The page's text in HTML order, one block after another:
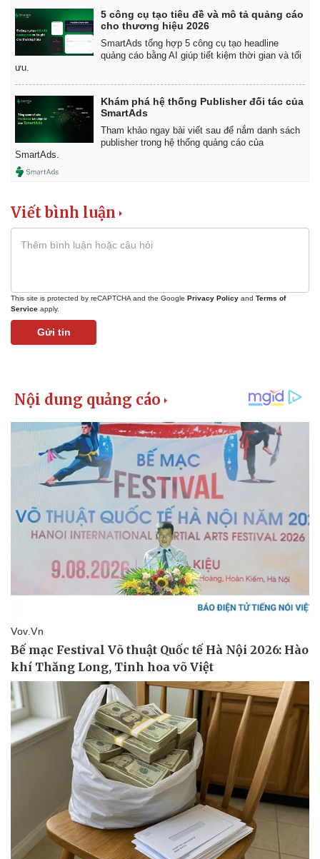
Vụ án
Tin nóng
Tư vấn luật
Vũ khí
Việt Nam
Phân tích
5 công cụ tạo tiêu đề và mô tả quảng cáo
cho thương hiệu 2026
SmartAds tổng hợp 5 công cụ tạo headline
quảng cáo bằng AI giúp tiết kiệm thời gian và tối
ưu.
Khám phá hệ thống Publisher đối tác của
SmartAds
Tham khảo ngay bài viết sau để nắm danh sách
publisher trong hệ thống quảng cáo của
SmartAds.
Viết bình luận
This site is protected by reCAPTCHA and the Google Privacy Policy and Terms of
Service apply.
Gửi tin